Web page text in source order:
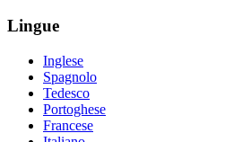
Lingue
Inglese
Spagnolo
Tedesco
Portoghese
Francese